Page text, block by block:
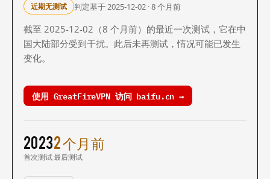
近期无测试 判定基于 2025-12-02 · 8 个月前
截至 2025-12-02（8 个月前）的最近一次测试，它在中
国大陆部分受到干扰。此后未再测试，情况可能已发生
变化。
使用 GreatFireVPN 访问 baifu.cn →
2023
首次测试
2 个月前
最后测试